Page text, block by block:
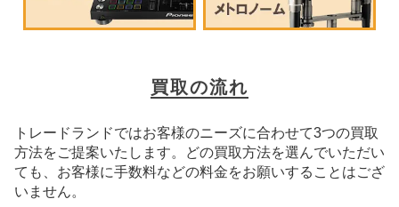
買取の流れ
トレードランドではお客様のニーズに合わせて3つの買取
方法をご提案いたします。
どの買取方法を選んでいただい
ても、お客様に手数料などの料金をお願いすることはござ
いません。